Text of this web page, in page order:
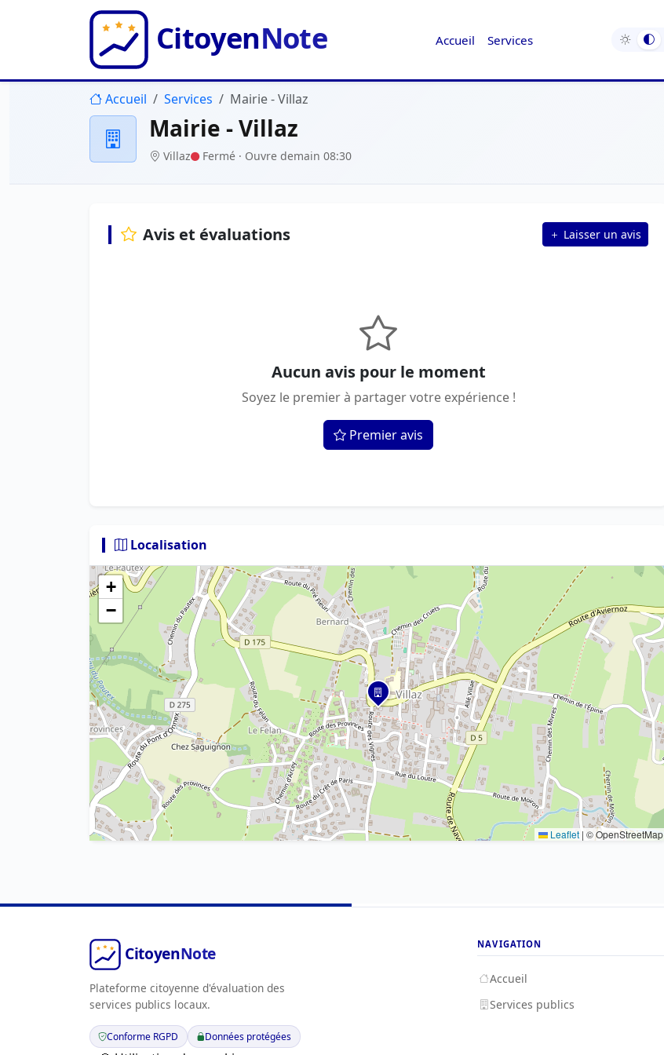
Accueil Services
Accueil Services Mairie - Villaz
Mairie - Villaz
Villaz Fermé · Ouvre demain 08:30
Avis et évaluations Laisser un avis
Aucun avis pour le moment
Soyez le premier à partager votre expérience !
Premier avis
Localisation
+
−
Leaflet | © OpenStreetMap
Plateforme citoyenne d'évaluation des
services publics locaux.
Conforme RGPD Données protégées
NAVIGATION
Accueil
Services publics